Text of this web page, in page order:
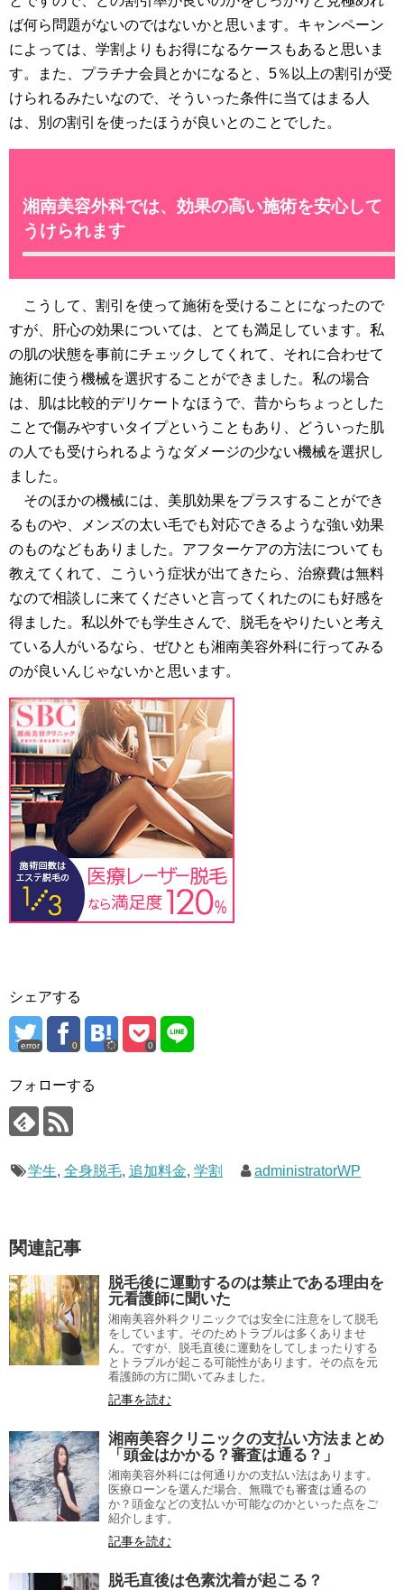
ば何ら問題がないのではないかと思います。キャンペーン
によっては、学割よりもお得になるケースもあると思いま
す。また、プラチナ会員とかになると、5％以上の割引が受
けられるみたいなので、そういった条件に当てはまる人
は、別の割引を使ったほうが良いとのことでした。
湘南美容外科では、効果の高い施術を安心して
うけられます
こうして、割引を使って施術を受けることになったので
すが、肝心の効果については、とても満足しています。私
の肌の状態を事前にチェックしてくれて、それに合わせて
施術に使う機械を選択することができました。私の場合
は、肌は比較的デリケートなほうで、昔からちょっとした
ことで傷みやすいタイプということもあり、どういった肌
の人でも受けられるようなダメージの少ない機械を選択し
ました。
そのほかの機械には、美肌効果をプラスすることができ
るものや、メンズの太い毛でも対応できるような強い効果
のものなどもありました。アフターケアの方法についても
教えてくれて、こういう症状が出てきたら、治療費は無料
なので相談しに来てくださいと言ってくれたのにも好感を
得ました。私以外でも学生さんで、脱毛をやりたいと考え
ている人がいるなら、ぜひとも湘南美容外科に行ってみる
のが良いんじゃないかと思います。
シェアする
error 0 0
フォローする
学生, 全身脱毛, 追加料金, 学割 administratorWP
関連記事
脱毛後に運動するのは禁止である理由を
元看護師に聞いた
湘南美容外科クリニックでは安全に注意をして脱毛
をしています。そのためトラブルは多くありませ
ん。ですが、脱毛直後に運動をしてしまったりする
とトラブルが起こる可能性があります。その点を元
看護師の方に聞いてみました。
記事を読む
湘南美容クリニックの支払い方法まとめ
「頭金はかかる？審査は通る？」
湘南美容外科には何通りかの支払い法はあります。
医療ローンを選んだ場合、無職でも審査は通るの
か？頭金などの支払いか可能なのかといった点をご
紹介します。
記事を読む
脱毛直後は色素沈着が起こる？